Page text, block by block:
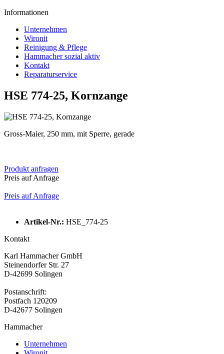
Informationen
Unternehmen
Wironit
Reinigung & Pflege
Hammacher sozial aktiv
Kontakt
Reparaturservice
HSE 774-25, Kornzange
Gross-Maier, 250 mm, mit Sperre, gerade
Produkt anfragen
Preis auf Anfrage
Preis auf Anfrage
Artikel-Nr.: HSE_774-25
Kontakt
Karl Hammacher GmbH
Steinendorfer Str. 27
D-42699 Solingen
Postanschrift:
Postfach 120209
D-42677 Solingen
Hammacher
Unternehmen